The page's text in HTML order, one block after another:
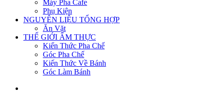
Máy Pha Cafe
Phụ Kiện
NGUYÊN LIỆU TỔNG HỢP
Ăn Vặt
THẾ GIỚI ẨM THỰC
Kiến Thức Pha Chế
Góc Pha Chế
Kiến Thức Về Bánh
Góc Làm Bánh